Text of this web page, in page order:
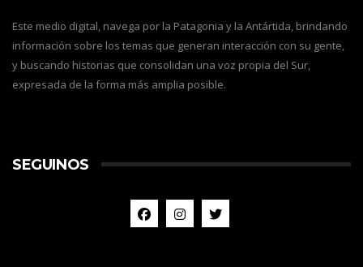
Este medio digital, navega por la Patagonia y la Antártida, brindando
información sobre los temas que generan interacción con su gente,
y buscando historias que consolidan una voz propia del Sur,
expresada de la forma más amplia posible.
SEGUINOS